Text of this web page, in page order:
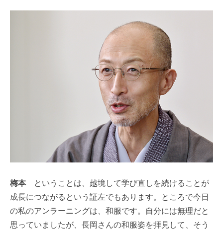
梅本ということは、越境して学び直しを続けることが
成長につながるという証左でもあります。ところで今日
の私のアンラーニングは、和服です。自分には無理だと
思っていましたが、長岡さんの和服姿を拝見して、そう